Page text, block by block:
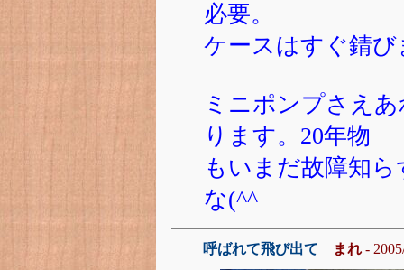
必要。
ケースはすぐ錆び
ミニポンプさえ
ります。20年物
もいまだ故障知
な(^^
呼ばれて飛び出て まれ -